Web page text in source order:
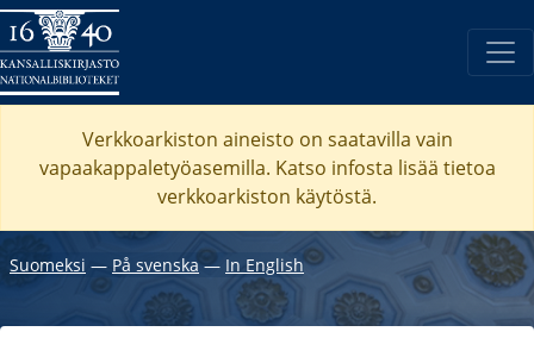
Verkkoarkiston aineisto on saatavilla vain
vapaakappaletyöasemilla. Katso infosta lisää tietoa
verkkoarkiston käytöstä.
Suomeksi ― På svenska― In English